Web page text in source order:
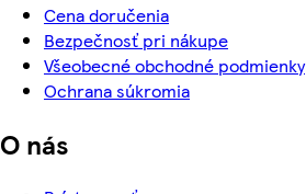
Cena doručenia
Bezpečnosť pri nákupe
Všeobecné obchodné podmienky
Ochrana súkromia
O nás